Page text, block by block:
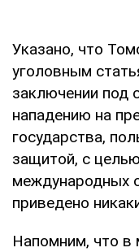
Указано, что
уголовным
заключении под
нападению на
государства,
защитой, с
международных
приведено
Напомним, что в